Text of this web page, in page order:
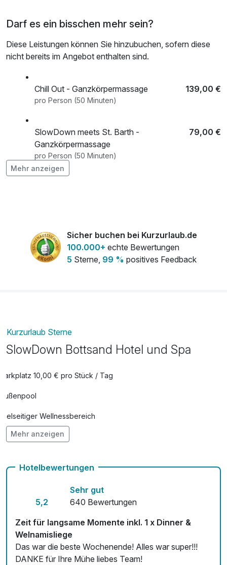
Übernachtungskosten.
Darf es ein bisschen mehr sein?
Diese Leistungen können Sie hinzubuchen, sofern diese
nicht bereits im Angebot enthalten sind.
Chill Out - Ganzkörpermassage 139,00 €
pro Person (50 Minuten)
SlowDown meets St. Barth -
Ganzkörpermassage
79,00 €
pro Person (50 Minuten)
St. Barth Richness
Mehr anzeigen
Sicher buchen bei Kurzurlaub.de
100.000+ echte Bewertungen
5 Sterne, 99 % positives Feedback
Kurzurlaub Sterne
SlowDown Bottsand Hotel und Spa
Parkplatz 10,00 € pro Stück / Tag
Außenpool
Vielseitiger Wellnessbereich
Hunde im Hotel erlaubt für 20,00 € pro Stück / Nacht
Kostenloses W-LAN
Mit Hotelbar
Mehr anzeigen
Hotelbewertungen
5,2
Sehr gut
640 Bewertungen
Zeit für langsame Momente inkl. 1 x Dinner &
Welnamisliege
Das war die beste Wochenende! Alles war super!!!
DANKE für Ihre Mühe liebes Team!